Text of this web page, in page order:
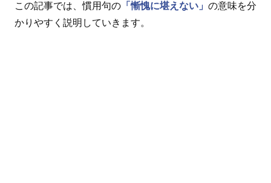
この記事では、慣用句の 「慚愧に堪えない」 の意味を分
かりやすく説明していきます。